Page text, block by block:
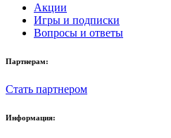
Акции
Игры и подписки
Вопросы и ответы
Партнерам:
Стать партнером
Информация: